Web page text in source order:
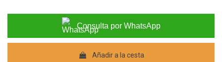
Consulta por WhatsApp
Añadir a la cesta